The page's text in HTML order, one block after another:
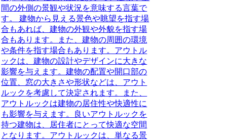
間の外側の景観や状況を意味する言葉で
す。
建物から見える景色や眺望を指す場
合もあれば、建物の外観や外貌を指す場
合もあります。また、建物の周囲の環境
や条件を指す場合もあります。アウトル
ックは、建物の設計やデザインに大きな
影響を与えます。建物の配置や開口部の
位置、窓の大きさや形状などは、アウト
ルックを考慮して決定されます。また、
アウトルックは建物の居住性や快適性に
も影響を与えます。良いアウトルックを
持つ建物は、居住者にとって快適な空間
となります。アウトルックは、単なる景